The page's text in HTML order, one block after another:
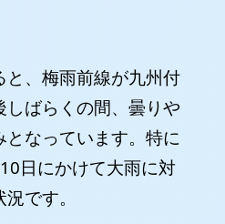
、梅雨前線が九州付
ばらくの間、曇りや
なっています。特に
日にかけて大雨に対
です。